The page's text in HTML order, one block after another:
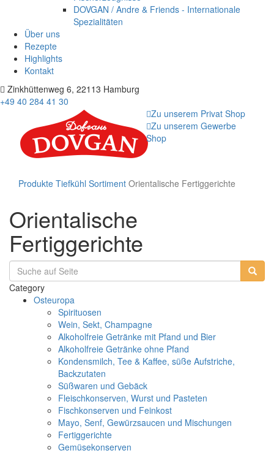
DOVGAN / Andre & Friends - Internationale
Spezialitäten
Über uns
Rezepte
Highlights
Kontakt
Zinkhüttenweg 6, 22113 Hamburg
+49 40 284 41 30
Zu unserem Privat Shop
Zu unserem Gewerbe
Shop
Produkte Tiefkühl Sortiment Orientalische Fertiggerichte
Orientalische
Fertiggerichte
Category
Osteuropa
Spirituosen
Wein, Sekt, Champagne
Alkoholfreie Getränke mit Pfand und Bier
Alkoholfreie Getränke ohne Pfand
Kondensmilch, Tee & Kaffee, süße Aufstriche,
Backzutaten
Süßwaren und Gebäck
Fleischkonserven, Wurst und Pasteten
Fischkonserven und Feinkost
Mayo, Senf, Gewürzsaucen und Mischungen
Fertiggerichte
Gemüsekonserven